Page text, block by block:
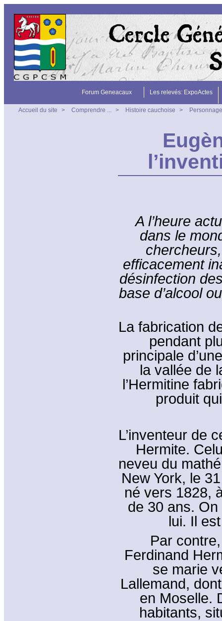
Forum Geneacaux Les relevés: ExpoActes
Accueil du site > Comprendre ... > Histoire cauchoise >
A l’heure
dans le
efficacement
désinfection
base d’alcool
La fabrication
pendant
principale
la vallée de
l’Hermitine
produit
L’inventeur de
Hermite.
neveu du
New York, le
né vers 1828,
de 30 ans.
lui. Il
Par
Ferdinand
se marie
Lallemand,
en Moselle.
habitants,